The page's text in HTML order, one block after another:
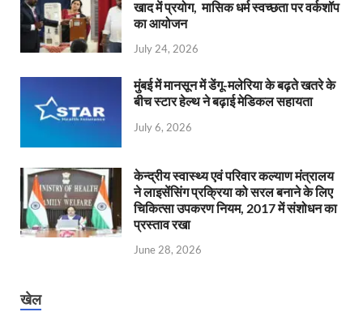
खाद में प्रयोग, मासिक धर्म स्वच्छता पर वर्कशॉप
का आयोजन
July 24, 2026
मुंबई में मानसून में डेंगू-मलेरिया के बढ़ते खतरे के
बीच स्टार हेल्थ ने बढ़ाई मेडिकल सहायता
July 6, 2026
केन्‍द्रीय स्वास्थ्य एवं परिवार कल्याण मंत्रालय
ने लाइसेंसिंग प्रक्रिया को सरल बनाने के लिए
चिकित्सा उपकरण नियम, 2017 में संशोधन का
प्रस्ताव रखा
June 28, 2026
खेल